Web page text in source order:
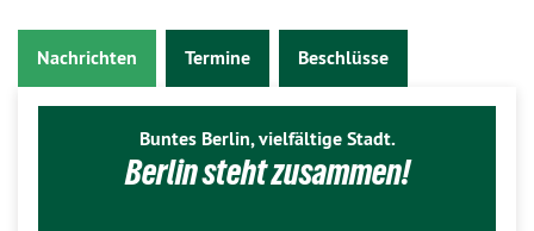
Nachrichten Termine Beschlüsse
Buntes Berlin, vielfältige Stadt.
Berlin steht zusammen!